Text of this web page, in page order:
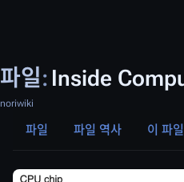
파일: Inside
noriwiki
파일 파일 역사 이 파